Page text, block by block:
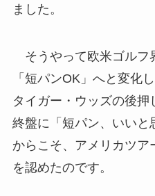
ました。
そうやって欧米ゴルフ
「短パンOK」へと変化
タイガー・ウッズの後
終盤に「短パン、いいと
からこそ、アメリカツア
を認めたのです。